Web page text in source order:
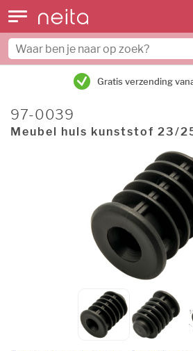
Gratis verzending
97-0039
Meubel huls kunststof 23/